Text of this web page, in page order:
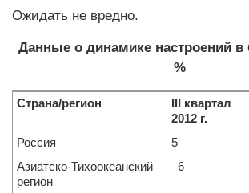
Ожидать не вредно.
Данные о динамике настроений в
%
Страна/регион
III квартал
2012 г.
Россия
5
Азиатско-Тихоокеанский
регион
–6